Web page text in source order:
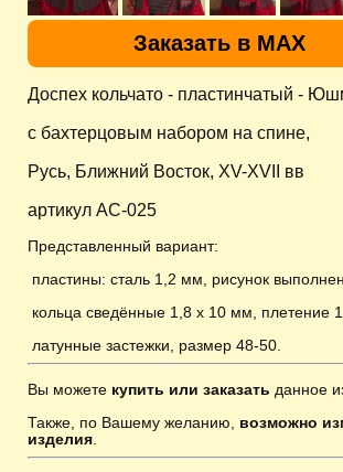
Заказать в MAX
Доспех кольчато - пластинчатый -
с бахтерцовым набором на спине,
Русь, Ближний Восток, XV-XVII вв
артикул AC-025
Представленный вариант:
пластины: сталь 1,2 мм, рисунок
кольца сведённые 1,8 х 10 мм, плетение
латунные застежки, размер 48-50
Вы можете купить или заказать данное
Также, по Вашему желанию, возможно
изделия